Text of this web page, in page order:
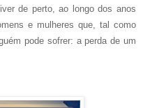
de perto, ao longo dos anos
e mulheres que, tal como
pode sofrer: a perda de um